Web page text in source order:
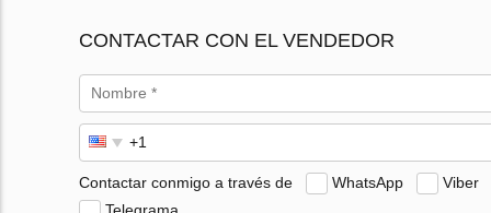
CONTACTAR CON EL VENDEDOR
Contactar conmigo a través de WhatsApp
Viber
Telegrama